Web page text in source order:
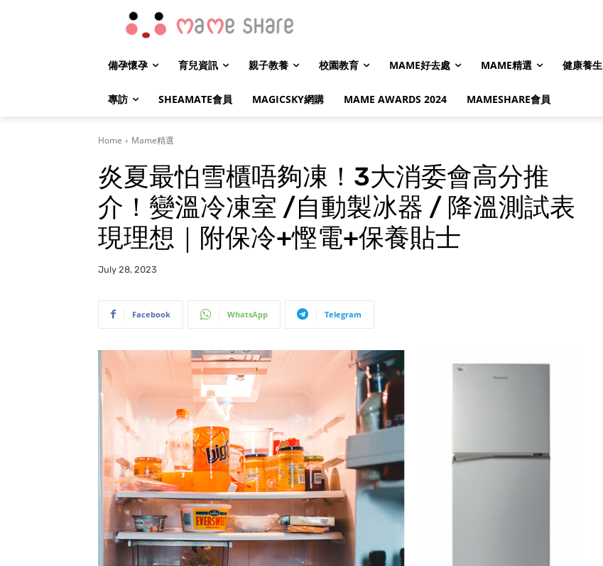
備孕懷孕 育兒資訊 親子教養 校園教育 MAME好去處 MAME精選 健康養生
專訪 SHEAMATE會員 MAGICSKY網購 MAME AWARDS 2024 MAMESHARE會員
Home Mame精選
炎夏最怕雪櫃唔夠凍！3大消委會高分推
介！變溫冷凍室 /自動製冰器 / 降溫測試表
現理想｜附保冷+慳電+保養貼士
July 28, 2023
Facebook WhatsApp Telegram